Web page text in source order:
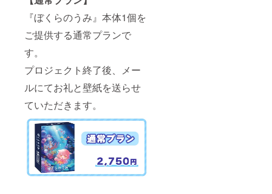
『ぼくらのうみ』本体1個を
ご提供する通常プランで
す。
プロジェクト終了後、メー
ルにてお礼と壁紙を送らせ
ていただきます。